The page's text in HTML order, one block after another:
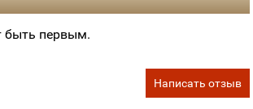
быть первым.
Написать отзыв